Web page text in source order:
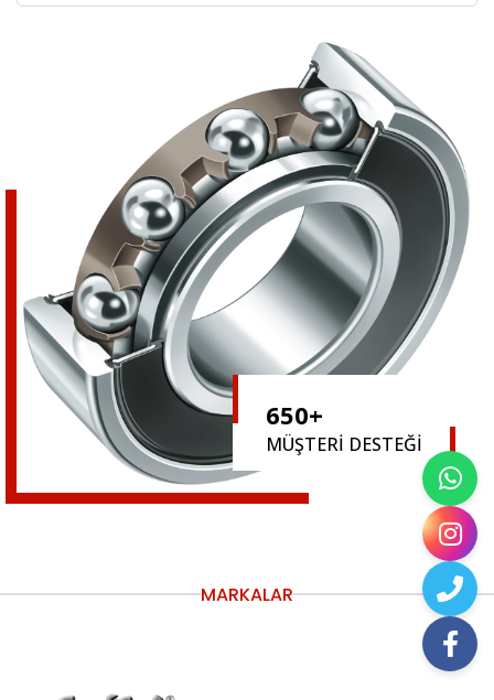
650+
MÜŞTERİ DESTEĞİ
MARKALAR